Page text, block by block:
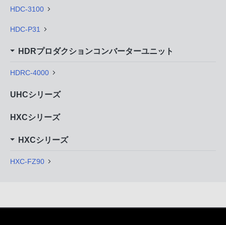
HDC-3100
HDC-P31
HDRプロダクションコンバーターユニット
HDRC-4000
UHCシリーズ
HXCシリーズ
HXCシリーズ
HXC-FZ90